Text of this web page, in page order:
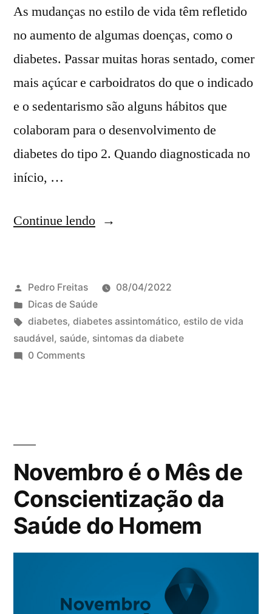
As mudanças no estilo de vida têm refletido
no aumento de algumas doenças, como o
diabetes. Passar muitas horas sentado, comer
mais açúcar e carboidratos do que o indicado
e o sedentarismo são alguns hábitos que
colaboram para o desenvolvimento de
diabetes do tipo 2. Quando diagnosticada no
início, …
Continue lendo
Pedro Freitas
08/04/2022
Dicas de Saúde
diabetes, diabetes assintomático, estilo de vida
saudável, saúde, sintomas da diabete
0 Comments
Novembro é o Mês de
Conscientização da
Saúde do Homem